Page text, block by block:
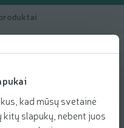
kad mūsų svetainė
slapukų, nebent juos